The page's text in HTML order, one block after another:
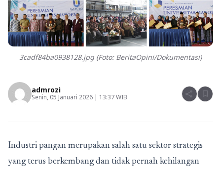
3cadf84ba0938128.jpg (Foto: BeritaOpini/Dokumentasi)
admrozi
Senin, 05 Januari 2026 | 13:37 WIB share bookmark
Industri pangan merupakan salah satu sektor strategis
yang terus berkembang dan tidak pernah kehilangan